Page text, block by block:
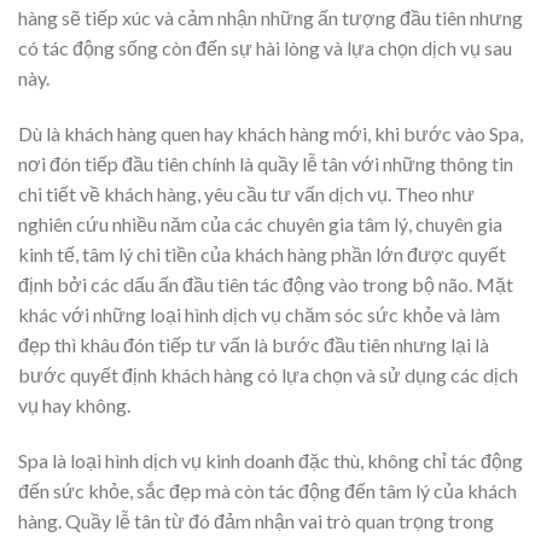
hàng sẽ tiếp xúc và cảm nhận những ấn tượng đầu tiên nhưng
có tác động sống còn đến sự hài lòng và lựa chọn dịch vụ sau
này.
Dù là khách hàng quen hay khách hàng mới, khi bước vào Spa,
nơi đón tiếp đầu tiên chính là quầy lễ tân với những thông tin
chi tiết về khách hàng, yêu cầu tư vấn dịch vụ. Theo như
nghiên cứu nhiều năm của các chuyên gia tâm lý, chuyên gia
kinh tế, tâm lý chi tiền của khách hàng phần lớn được quyết
định bởi các dấu ấn đầu tiên tác động vào trong bộ não. Mặt
khác với những loại hình dịch vụ chăm sóc sức khỏe và làm
đẹp thì khâu đón tiếp tư vấn là bước đầu tiên nhưng lại là
bước quyết định khách hàng có lựa chọn và sử dụng các dịch
vụ hay không.
Spa là loại hình dịch vụ kinh doanh đặc thù, không chỉ tác động
đến sức khỏe, sắc đẹp mà còn tác động đến tâm lý của khách
hàng. Quầy lễ tân từ đó đảm nhận vai trò quan trọng trong